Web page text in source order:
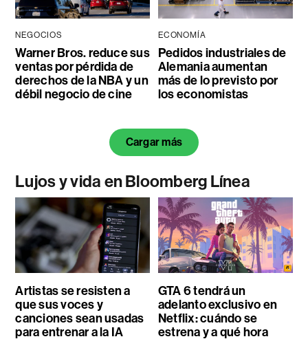
NEGOCIOS
Warner Bros. reduce sus
ventas por pérdida de
derechos de la NBA y un
débil negocio de cine
ECONOMÍA
Pedidos industriales de
Alemania aumentan
más de lo previsto por
los economistas
Cargar más
Lujos y vida en Bloomberg Línea
Artistas se resisten a
que sus voces y
canciones sean usadas
para entrenar a la IA
GTA 6 tendrá un
adelanto exclusivo en
Netflix: cuándo se
estrena y a qué hora